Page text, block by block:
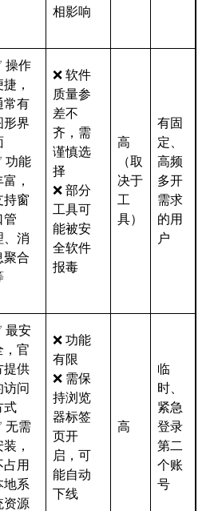
相影响
操作
，
常有
形界
功能
，
持窗
管
、消
聚合
❌ 软件
质量参
差不
齐，需
谨慎选
择
❌ 部分
工具可
能被安
全软件
报毒
高
（取
决于
工
具）
有固
定、
高频
多开
需求
的用
户
最安
，官
提供
访问
式
无需
，
占用
地系
资源
❌ 功能
有限
❌ 需保
持浏览
器标签
页开
启，可
能自动
下线
高
临
时、
紧急
登录
第二
个账
号